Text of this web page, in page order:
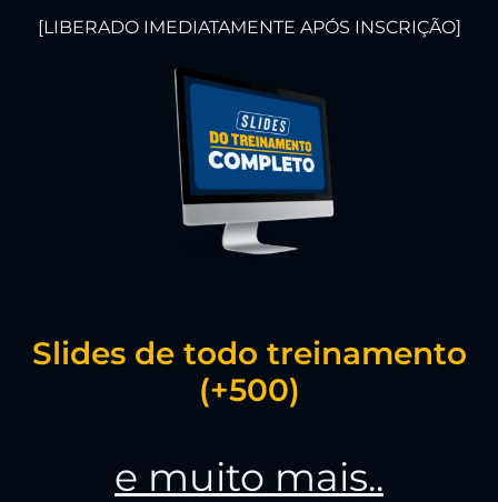
[LIBERADO IMEDIATAMENTE APÓS INSCRIÇÃO]
Slides de todo treinamento
(+500)
e muito mais..